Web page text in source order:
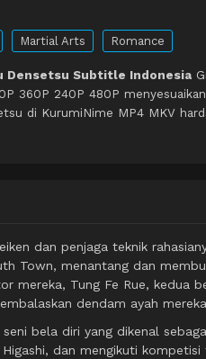
Martial Arts Romance
Densetsu Subtitle Indonesia
360P 240P 480P
di KurumiNime MP4 MKV
dan penjaga teknik
Town, menantang dan
mereka, Tung Fe Rue, kedua
dendam ayah
bela diri yang dikenal
dan mengikuti